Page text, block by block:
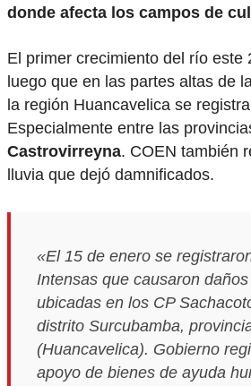
donde afecta los campos de
El primer crecimiento del río este
luego que en las partes altas de
la región Huancavelica se
Especialmente entre las
Castrovirreyna. COEN también
lluvia que dejó damnificados.
«El 15 de enero se
Intensas que causaron
ubicadas en los CP
distrito Surcubamba,
(Huancavelica). Gobierno
apoyo de bienes de ayuda